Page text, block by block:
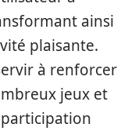
ainsi
plaisante.
à renforcer
jeux et